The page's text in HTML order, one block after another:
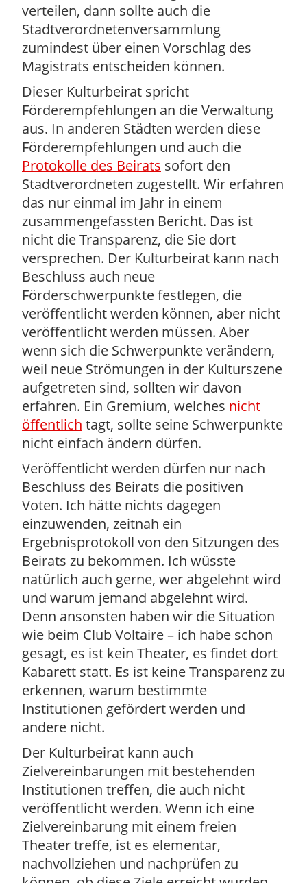
verteilen, dann sollte auch die
Stadtverordnetenversammlung
zumindest über einen Vorschlag des
Magistrats entscheiden können.
Dieser Kulturbeirat spricht
Förderempfehlungen an die Verwaltung
aus. In anderen Städten werden diese
Förderempfehlungen und auch die
Protokolle des Beirats sofort den
Stadtverordneten zugestellt. Wir erfahren
das nur einmal im Jahr in einem
zusammengefassten Bericht. Das ist
nicht die Transparenz, die Sie dort
versprechen. Der Kulturbeirat kann nach
Beschluss auch neue
Förderschwerpunkte festlegen, die
veröffentlicht werden können, aber nicht
veröffentlicht werden müssen. Aber
wenn sich die Schwerpunkte verändern,
weil neue Strömungen in der Kulturszene
aufgetreten sind, sollten wir davon
erfahren. Ein Gremium, welches nicht
öffentlich tagt, sollte seine Schwerpunkte
nicht einfach ändern dürfen.
Veröffentlicht werden dürfen nur nach
Beschluss des Beirats die positiven
Voten. Ich hätte nichts dagegen
einzuwenden, zeitnah ein
Ergebnisprotokoll von den Sitzungen des
Beirats zu bekommen. Ich wüsste
natürlich auch gerne, wer abgelehnt wird
und warum jemand abgelehnt wird.
Denn ansonsten haben wir die Situation
wie beim Club Voltaire – ich habe schon
gesagt, es ist kein Theater, es findet dort
Kabarett statt. Es ist keine Transparenz zu
erkennen, warum bestimmte
Institutionen gefördert werden und
andere nicht.
Der Kulturbeirat kann auch
Zielvereinbarungen mit bestehenden
Institutionen treffen, die auch nicht
veröffentlicht werden. Wenn ich eine
Zielvereinbarung mit einem freien
Theater treffe, ist es elementar,
nachvollziehen und nachprüfen zu